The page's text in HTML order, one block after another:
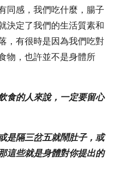
同感，我們吃什麼，腸子
決定了我們的生活質素和
，有很時是因為我們吃對
物，也許並不是身體所
食的人來說，一定要留心
是隔三岔五就鬧肚子，或
這些就是身體對你提出的